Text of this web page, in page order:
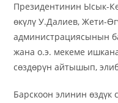
Президентинин Ысык-
өкүлү У.Далиев, Жети-
администрациясынын
жана о.э. мекеме
сөздөрүн айтышып,
Барскоон элинин өздүк